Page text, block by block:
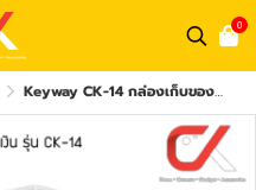
0
Keyway CK-14 กล่องเก็บของ อเนกประสงค์หูล็อค